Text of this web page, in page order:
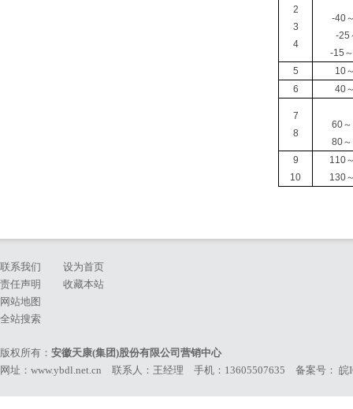
2
3
4
-40
-25
-15
5
10
6
40
7
8
60
80
9
10
110
130
联系我们
责任声明
网站地图
全站搜索
设为首页
收藏本站
版权所有： 安徽天康(集团)股份有限公司营销中心
网址：www.ybdl.net.cn 联系人：王经理 手机：13605507635 备案号： 皖